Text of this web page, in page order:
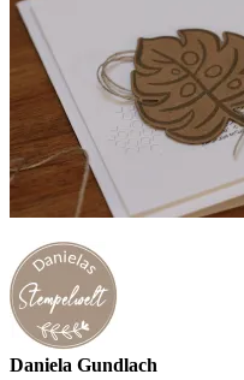
Daniela Gundlach